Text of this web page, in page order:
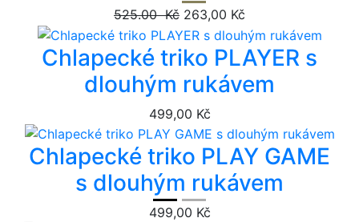
525.00 Kč 263,00 Kč
Chlapecké triko PLAYER s
dlouhým rukávem
499,00 Kč
Chlapecké triko PLAY GAME
s dlouhým rukávem
499,00 Kč